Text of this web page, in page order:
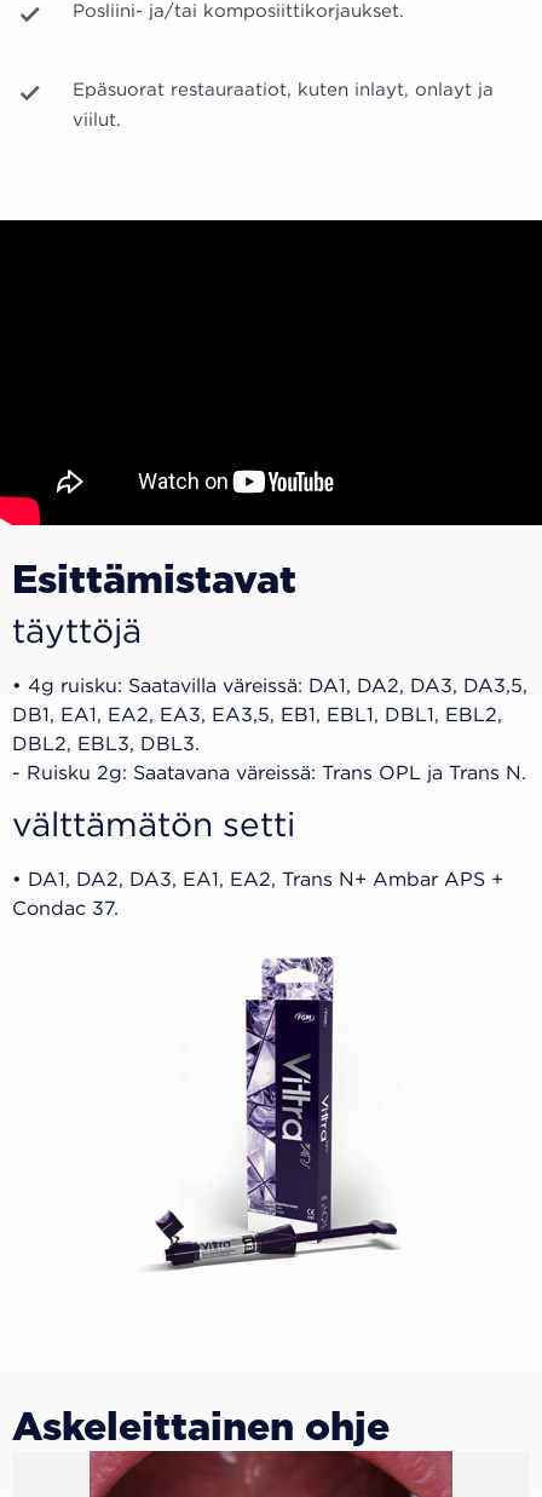
Posliini- ja/tai komposiittikorjaukset.
Epäsuorat restauraatiot, kuten inlayt, onlayt ja
viilut.
Esittämistavat
täyttöjä
• 4g ruisku: Saatavilla väreissä: DA1, DA2, DA3, DA3,5,
DB1, EA1, EA2, EA3, EA3,5, EB1, EBL1, DBL1, EBL2,
DBL2, EBL3, DBL3.
- Ruisku 2g: Saatavana väreissä: Trans OPL ja Trans N.
välttämätön setti
• DA1, DA2, DA3, EA1, EA2, Trans N+ Ambar APS +
Condac 37.
Askeleittainen ohje